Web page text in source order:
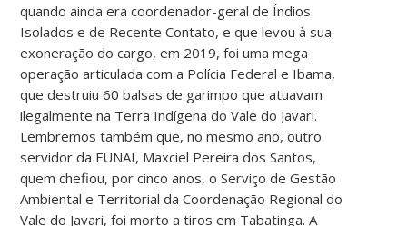
quando ainda era coordenador-geral de Índios
Isolados e de Recente Contato, e que levou à sua
exoneração do cargo, em 2019, foi uma mega
operação articulada com a Polícia Federal e Ibama,
que destruiu 60 balsas de garimpo que atuavam
ilegalmente na Terra Indígena do Vale do Javari.
Lembremos também que, no mesmo ano, outro
servidor da FUNAI, Maxciel Pereira dos Santos,
quem chefiou, por cinco anos, o Serviço de Gestão
Ambiental e Territorial da Coordenação Regional do
Vale do Javari, foi morto a tiros em Tabatinga. A